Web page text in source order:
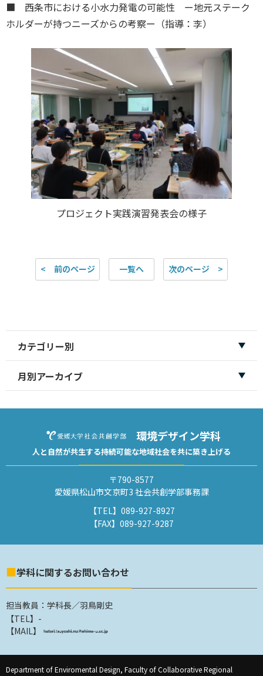
■ 西条市における小水力発電の可能性 ー地元ステーク
ホルダーが持つニーズからの考察ー（指導：李）
プロジェクト実践演習発表会の様子
< 前のページ 一覧へ 次のページ >
カテゴリー別
月別アーカイブ
環境デザイン学科
人と自然が共生する持続可能な地域社会を共に築き上げる
〒790-8577
愛媛県松山市文京町3 社会共創学部事務課
【TEL】 089-927-8927
【FAX】 089-927-9287
学科に関するお問い合わせ
担当教員：学科長／羽鳥剛史
【TEL】 -
【MAIL】
Department of Enviromental Design, Faculty of Collaborative Regional